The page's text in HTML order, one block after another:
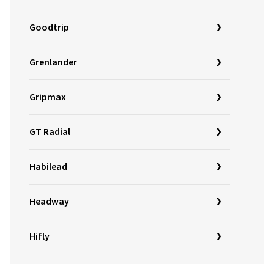
Goodtrip
Grenlander
Gripmax
GT Radial
Habilead
Headway
Hifly